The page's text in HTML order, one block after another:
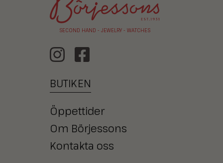
SECOND HAND - JEWELRY - WATCHES
BUTIKEN
Öppettider
Om Börjessons
Kontakta oss